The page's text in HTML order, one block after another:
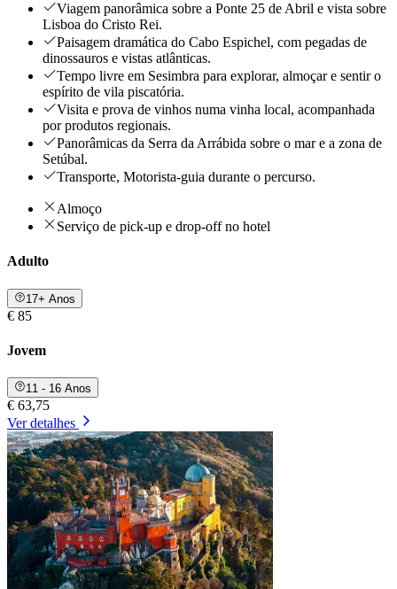
Viagem panorâmica sobre a Ponte 25 de Abril e vista sobre
Lisboa do Cristo Rei.
Paisagem dramática do Cabo Espichel, com pegadas de
dinossauros e vistas atlânticas.
Tempo livre em Sesimbra para explorar, almoçar e sentir o
espírito de vila piscatória.
Visita e prova de vinhos numa vinha local, acompanhada
por produtos regionais.
Panorâmicas da Serra da Arrábida sobre o mar e a zona de
Setúbal.
Transporte, Motorista-guia durante o percurso.
Almoço
Serviço de pick-up e drop-off no hotel
Adulto
17+ Anos
€ 85
Jovem
11 - 16 Anos
€ 63,75
Ver detalhes